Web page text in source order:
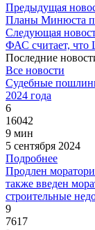
Предыдущая
Планы Минюста
Следующая
ФАС считает,
Последние
Все новости
Судебные
2024 года
6
16042
9 мин
5 сентября 2024
Подробнее
Продлен
также введен
строительные
9
7617